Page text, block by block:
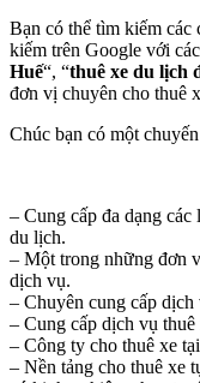
Bạn có thể tìm kiếm các
kiếm trên Google với
Huế“, “thuê xe du lịch
đơn vị chuyên cho thuê
Chúc bạn có một
– Cung cấp đa dạng
du lịch.
– Một trong những đơn
dịch vụ.
– Chuyên cung cấp
– Cung cấp dịch vụ
– Công ty cho thuê xe
– Nền tảng cho thuê xe